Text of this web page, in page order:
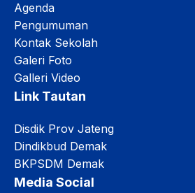
Agenda
Pengumuman
Kontak Sekolah
Galeri Foto
Galleri Video
Link Tautan
Disdik Prov Jateng
Dindikbud Demak
BKPSDM Demak
Media Social